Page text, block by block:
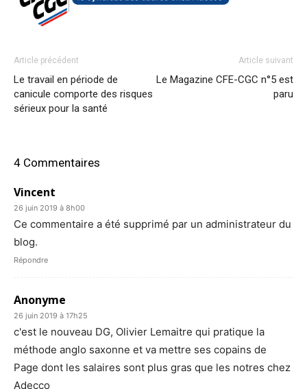
Article précédent
Le travail en période de
canicule comporte des risques
sérieux pour la santé
Article suivant
Le Magazine CFE-CGC n°5 est
paru
4 Commentaires
Vincent
26 juin 2019 à 8h00
Ce commentaire a été supprimé par un administrateur du
blog.
Répondre
Anonyme
26 juin 2019 à 17h25
c'est le nouveau DG, Olivier Lemaitre qui pratique la
méthode anglo saxonne et va mettre ses copains de
Page dont les salaires sont plus gras que les notres chez
Adecco